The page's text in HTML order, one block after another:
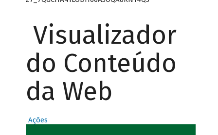
Visualizador
do Conteúdo
da Web
Ações